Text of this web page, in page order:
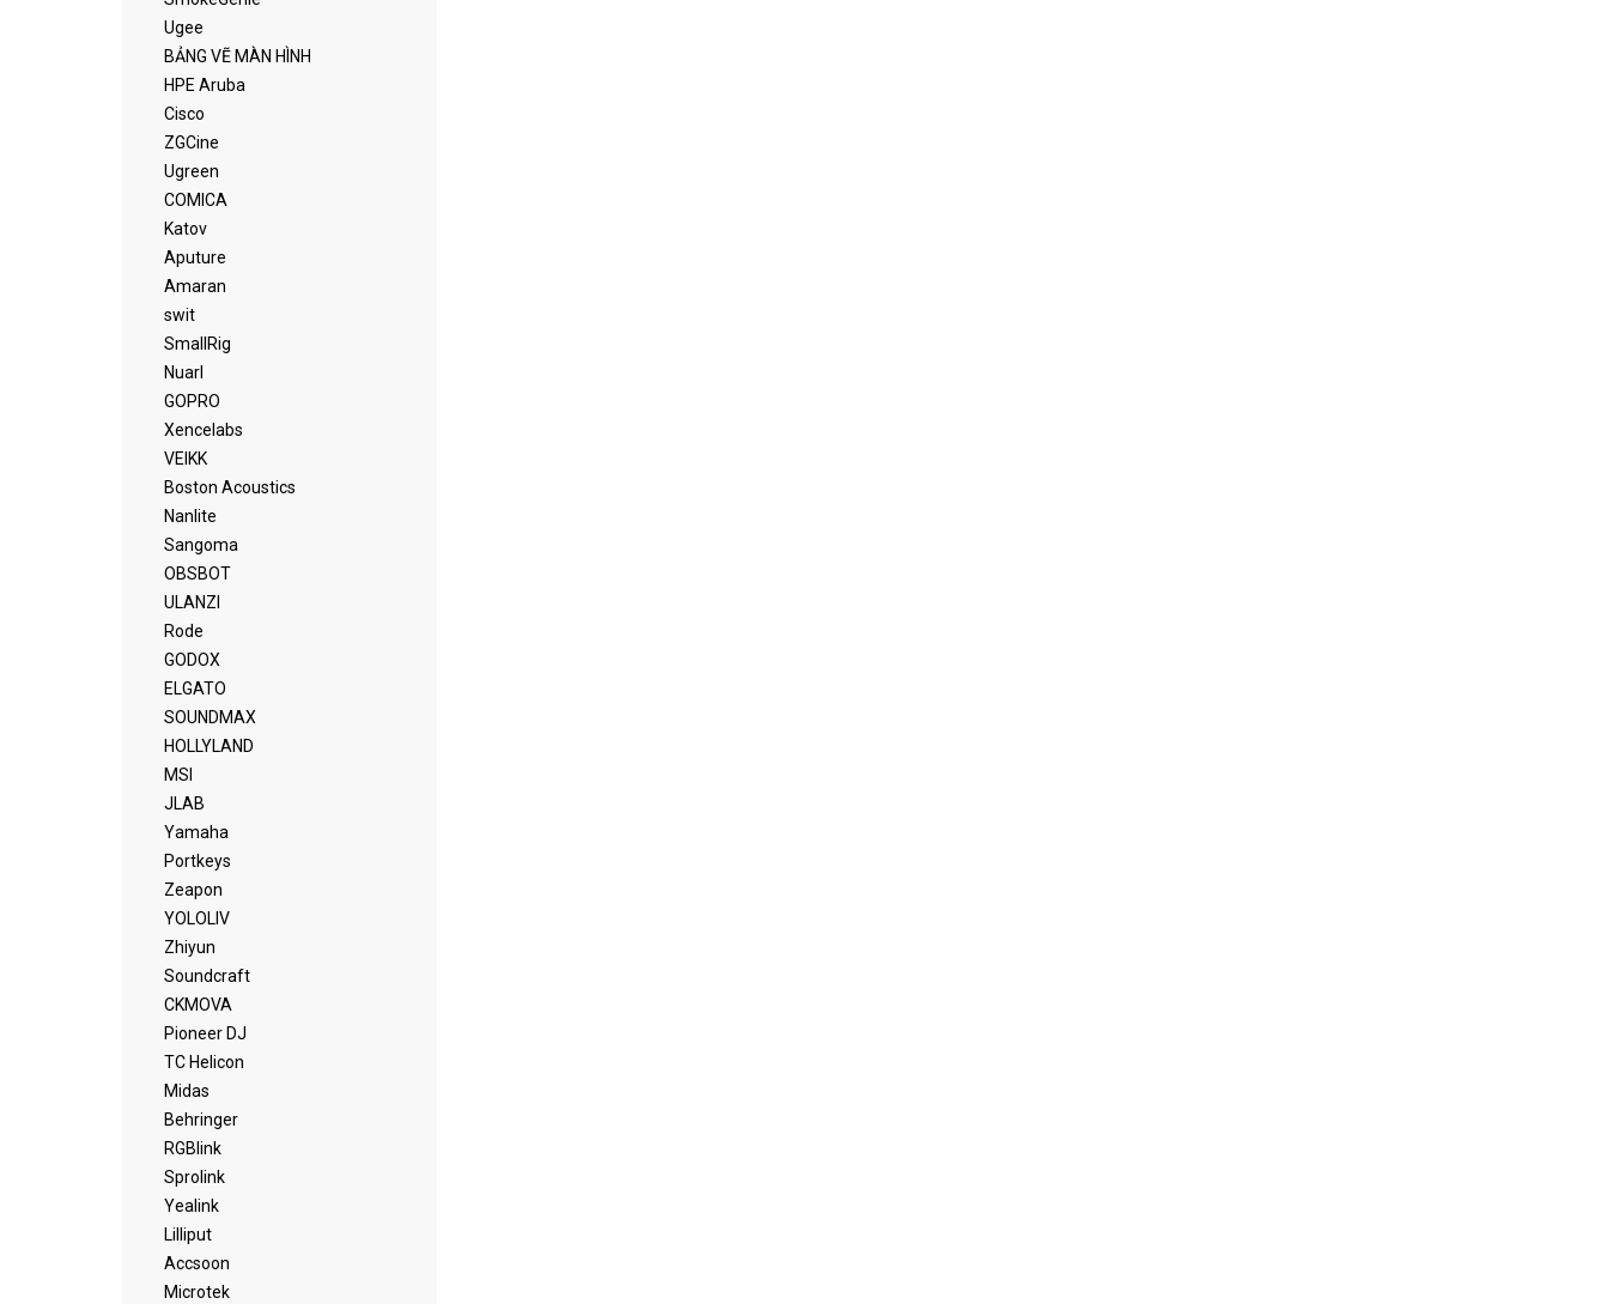
Ugee
BẢNG VẼ MÀN HÌNH
HPE Aruba
Cisco
ZGCine
Ugreen
COMICA
Katov
Aputure
Amaran
swit
SmallRig
Nuarl
GOPRO
Xencelabs
VEIKK
Boston Acoustics
Nanlite
Sangoma
OBSBOT
ULANZI
Rode
GODOX
ELGATO
SOUNDMAX
HOLLYLAND
MSI
JLAB
Yamaha
Portkeys
Zeapon
YOLOLIV
Zhiyun
Soundcraft
CKMOVA
Pioneer DJ
TC Helicon
Midas
Behringer
RGBlink
Sprolink
Yealink
Lilliput
Accsoon
Microtek